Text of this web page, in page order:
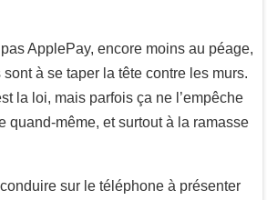
ApplePay, encore moins au péage,
à se taper la tête contre les murs.
la loi, mais parfois ça ne l’empêche
quand-même, et surtout à la ramasse
sur le téléphone à présenter